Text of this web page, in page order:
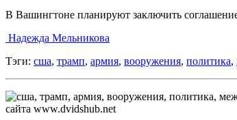
В Вашингтоне планируют заключить
Надежда Мельникова
Тэги: сша, трамп, армия, вооружения, политика,
сайта www.dvidshub.net